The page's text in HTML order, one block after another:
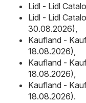
Lidl - Lidl
Lidl - Lidl
30.08.2026)
Kaufland -
18.08.2026)
Kaufland -
18.08.2026)
Kaufland -
18.08.2026).